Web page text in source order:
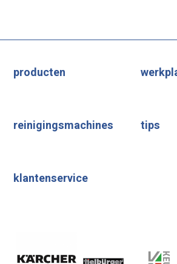
producten
reinigingsmachines tips
klantenservice